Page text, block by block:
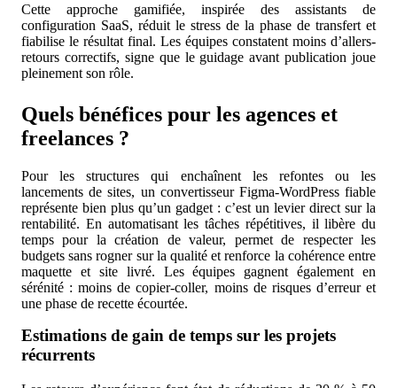
Cette approche gamifiée, inspirée des assistants de
configuration SaaS, réduit le stress de la phase de transfert et
fiabilise le résultat final. Les équipes constatent moins d’allers-
retours correctifs, signe que le guidage avant publication joue
pleinement son rôle.
Quels bénéfices pour les agences et
freelances ?
Pour les structures qui enchaînent les refontes ou les
lancements de sites, un convertisseur Figma-WordPress fiable
représente bien plus qu’un gadget : c’est un levier direct sur la
rentabilité. En automatisant les tâches répétitives, il libère du
temps pour la création de valeur, permet de respecter les
budgets sans rogner sur la qualité et renforce la cohérence entre
maquette et site livré. Les équipes gagnent également en
sérénité : moins de copier-coller, moins de risques d’erreur et
une phase de recette écourtée.
Estimations de gain de temps sur les projets
récurrents